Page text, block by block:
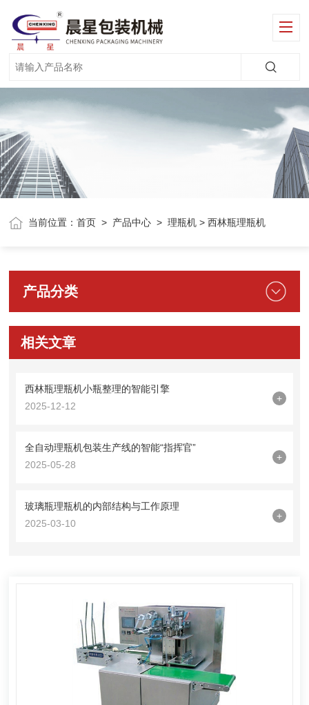
当前位置：首页 > 产品中心 >理瓶机 > 西林瓶理瓶机
产品分类
相关文章
西林瓶理瓶机小瓶整理的智能引擎
2025-12-12
+
全自动理瓶机包装生产线的智能“指挥官”
2025-05-28
+
玻璃瓶理瓶机的内部结构与工作原理
2025-03-10
+